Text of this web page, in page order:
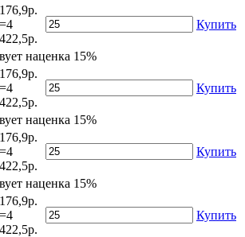
176,9р.
=4
422,5р.
Купить
наценка 15%
176,9р.
=4
422,5р.
Купить
наценка 15%
176,9р.
=4
422,5р.
Купить
наценка 15%
176,9р.
=4
422,5р.
Купить